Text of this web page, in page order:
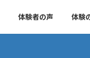
体験者の声 体験